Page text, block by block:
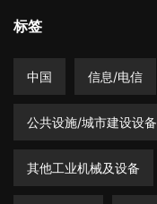
标签
中国 信息/电信
公共设施/城市建设设备
其他工业机械及设备